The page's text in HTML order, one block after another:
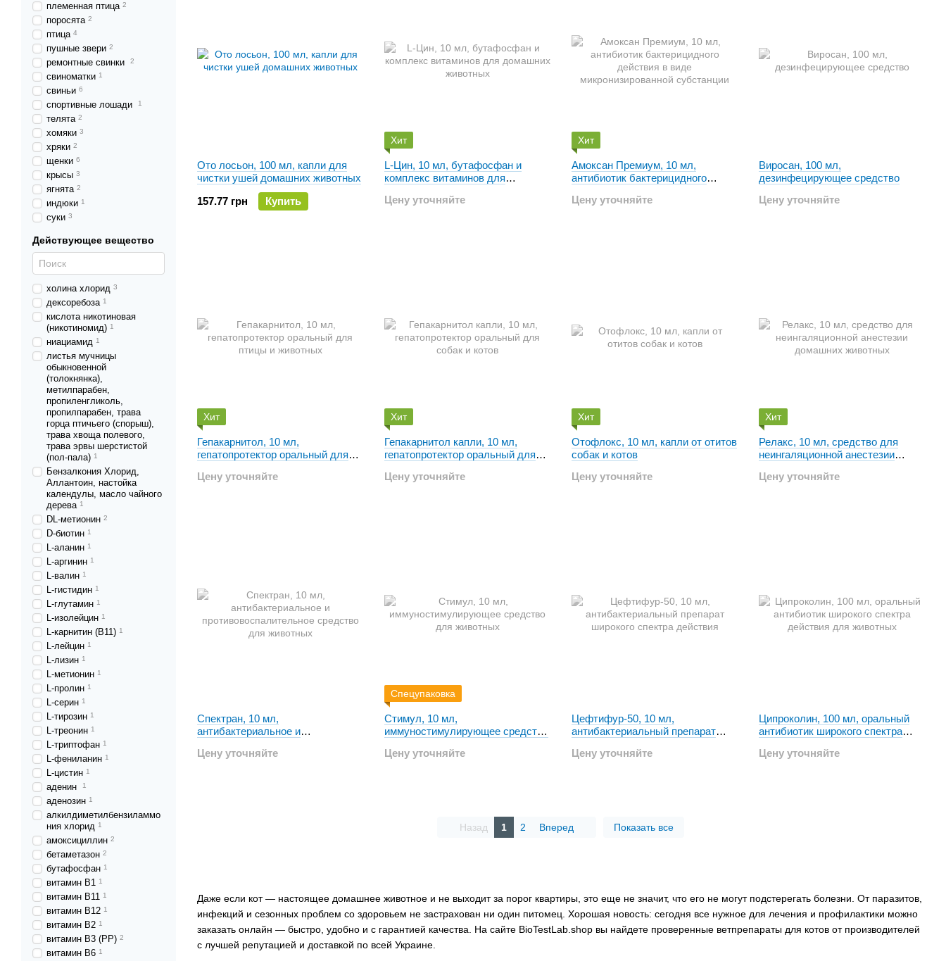
Даже если кот — настоящее домашнее животное и не выходит за порог квартиры, это еще не значит, что его не могут подстерегать болезни. От паразитов,
инфекций и сезонных проблем со здоровьем не застрахован ни один питомец. Хорошая новость: сегодня все нужное для лечения и профилактики можно
заказать онлайн — быстро, удобно и с гарантией качества. На сайте BioTestLab.shop вы найдете проверенные ветпрепараты для котов от производителей
с лучшей репутацией и доставкой по всей Украине.
Ото лосьон, 100 мл, капли для
чистки ушей домашних животных
157.77 грн
Купить
Хит
L-Цин, 10 мл, бутафосфан и
комплекс витаминов для
Цену уточняйте
Хит
Амоксан Премиум, 10 мл,
антибиотик бактерицидного
микронизированной субстанции
Цену уточняйте
Виросан, 100 мл,
дезинфецирующее средство
Цену уточняйте
Хит
Гепакарнитол, 10 мл,
гепатопротектор оральный для
Цену уточняйте
Хит
Гепакарнитол капли, 10 мл,
гепатопротектор оральный для
Цену уточняйте
Хит
Отофлокс, 10 мл, капли от отитов
собак и котов
Цену уточняйте
Хит
Релакс, 10 мл, средство для
неингаляционной анестезии
Цену уточняйте
Спектран, 10 мл,
антибактериальное и
для животных
Цену уточняйте
Спецупаковка
Стимул, 10 мл,
иммуностимулирующее средство
Цену уточняйте
Цефтифур-50, 10 мл,
антибактериальный препарат
Цену уточняйте
Ципроколин, 100 мл, оральный
антибиотик широкого спектра
Цену уточняйте
Назад 1 2 Вперед Показать все
племенная птица 2
поросята 2
птица 4
пушные звери 2
ремонтные свинки 2
свиноматки 1
свиньи 6
спортивные лошади 1
телята 2
хомяки 3
хряки 2
щенки 6
крысы 3
ягнята 2
индюки 1
суки 3
Действующее вещество
холина хлорид 3
дексоребоза 1
кислота никотиновая
(никотиномид) 1
ниациамид 1
листья мучницы
обыкновенной
(толокнянка),
метилпарабен,
пропиленгликоль,
пропилпарабен, трава
горца птичьего (спорыш),
трава хвоща полевого,
трава эрвы шерстистой
(пол-пала) 1
Бензалкония Хлорид,
Аллантоин, настойка
календулы, масло чайного
дерева 1
DL-метионин 2
D-биотин 1
L-аланин 1
L-аргинин 1
L-валин 1
L-гистидин 1
L-глутамин 1
L-изолейцин 1
L-карнитин (В11) 1
L-лейцин 1
L-лизин 1
L-метионин 1
L-пролин 1
L-серин 1
L-тирозин 1
L-треонин 1
L-триптофан 1
L-фениланин 1
L-цистин 1
аденин 1
аденозин 1
алкилдиметилбензиламмо
ния хлорид 1
амоксициллин 2
бетаметазон 2
бутафосфан 1
витамин В1 1
витамин В11 1
витамин В12 1
витамин В2 1
витамин В3 (РР) 2
витамин В6 1